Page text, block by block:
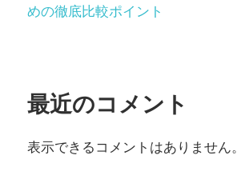
めの徹底比較ポイント
最近のコメント
表示できるコメントはありません。